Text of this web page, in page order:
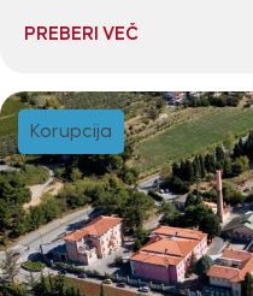
PREBERI VEČ
Korupcija